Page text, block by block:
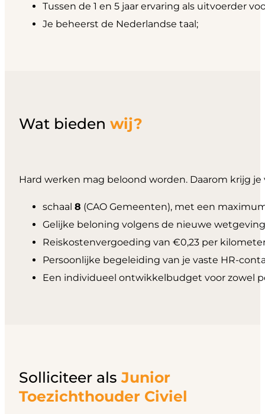
Tussen de 1 en 5 jaar ervaring als uitvoerder
Je beheerst de Nederlandse taal;
Wat bieden wij?
Hard werken mag beloond worden. Daarom krijg je
schaal 8 (CAO Gemeenten), met een
Gelijke beloning volgens de nieuwe
Reiskostenvergoeding van €0,23 per
Persoonlijke begeleiding van je vaste HR-
Een individueel ontwikkelbudget voor zowel
Solliciteer alsJunior
Toezichthouder Civiel